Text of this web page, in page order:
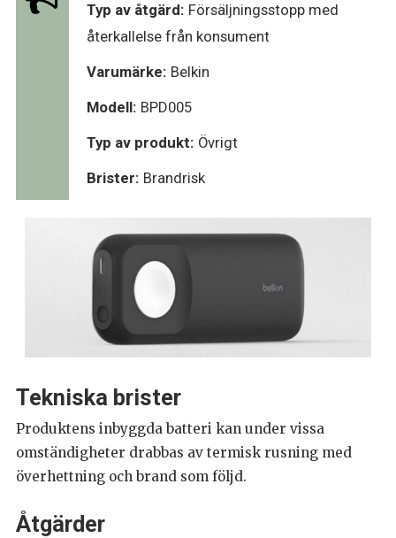
Typ av åtgärd: Försäljningsstopp med
återkallelse från konsument
Varumärke: Belkin
Modell: BPD005
Typ av produkt: Övrigt
Brister: Brandrisk
Tekniska brister
Produktens inbyggda batteri kan under vissa
omständigheter drabbas av termisk rusning med
överhettning och brand som följd.
Åtgärder